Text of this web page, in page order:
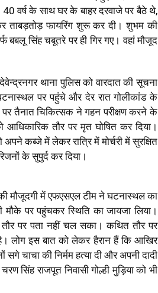
वर्ष के साथ घर के बाहर दरवाजे पर बैठे थे,
ताबड़तोड़ फायरिंग शुरू कर दी। शुभम की
बबलू सिंह चबूतरे पर ही गिर गए। वहां मौजूद
थाना पुलिस को वारदात की सूचना
पर पहुंचे और देर रात गोलीकांड के
पर तैनात चिकित्सक ने गहन परीक्षण करने के
आधिकारिक तौर पर मृत घोषित कर दिया।
कब्जे में लेकर रात्रि में मोर्चरी में सुरक्षित
के सुपुर्द कर दिया।
की मौजूदगी में एफएसएल टीम ने घटनास्थल का
मौके पर पहुंचकर स्थिति का जायजा लिया।
पर पता नहीं चल सका। कथित तौर पर
लोग इस बात को लेकर हैरान हैं कि आखिर
चाचा की निर्मम हत्या दी और अपनी दादी
सिंह राजपूत निवासी गोल्ही मुड़िया को भी